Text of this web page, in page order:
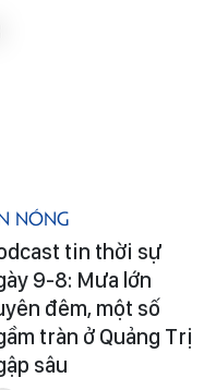
Nóng
tin thời sự
9-8: Mưa lớn
đêm, một số
tràn ở Quảng Trị
sâu